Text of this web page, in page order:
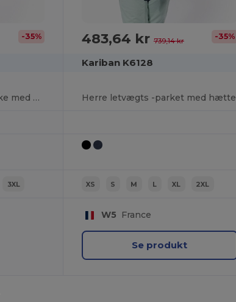
-35%
Herre letvægts pufferjakke med hætte
3XL
483,64 kr 739,14 kr -35%
Kariban K6128
Herre letvægts -parket med hætte
XS S M L XL 2XL
W5 France
Se produkt